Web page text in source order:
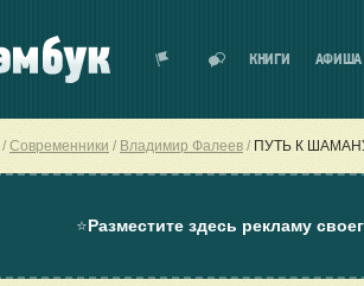
КНИГИ АФИША
Современники Владимир Фалеев ПУТЬ К
⭐Разместите здесь рекламу